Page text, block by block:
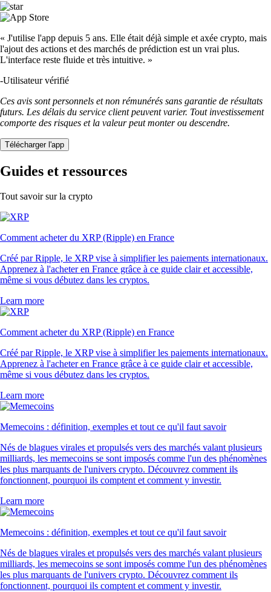
« J'utilise l'app depuis 5 ans. Elle était déjà simple et axée crypto, mais
l'ajout des actions et des marchés de prédiction est un vrai plus.
L'interface reste fluide et très intuitive. »
-Utilisateur vérifié
Ces avis sont personnels et non rémunérés sans garantie de résultats
futurs. Les délais du service client peuvent varier. Tout investissement
comporte des risques et la valeur peut monter ou descendre.
Télécharger l'app
Guides et ressources
Tout savoir sur la crypto
Comment acheter du XRP (Ripple) en France
Créé par Ripple, le XRP vise à simplifier les paiements internationaux.
Apprenez à l'acheter en France grâce à ce guide clair et accessible,
même si vous débutez dans les cryptos.
Learn more
Comment acheter du XRP (Ripple) en France
Créé par Ripple, le XRP vise à simplifier les paiements internationaux.
Apprenez à l'acheter en France grâce à ce guide clair et accessible,
même si vous débutez dans les cryptos.
Learn more
Memecoins : définition, exemples et tout ce qu'il faut savoir
Nés de blagues virales et propulsés vers des marchés valant plusieurs
milliards, les memecoins se sont imposés comme l'un des phénomènes
les plus marquants de l'univers crypto. Découvrez comment ils
fonctionnent, pourquoi ils comptent et comment y investir.
Learn more
Memecoins : définition, exemples et tout ce qu'il faut savoir
Nés de blagues virales et propulsés vers des marchés valant plusieurs
milliards, les memecoins se sont imposés comme l'un des phénomènes
les plus marquants de l'univers crypto. Découvrez comment ils
fonctionnent, pourquoi ils comptent et comment y investir.